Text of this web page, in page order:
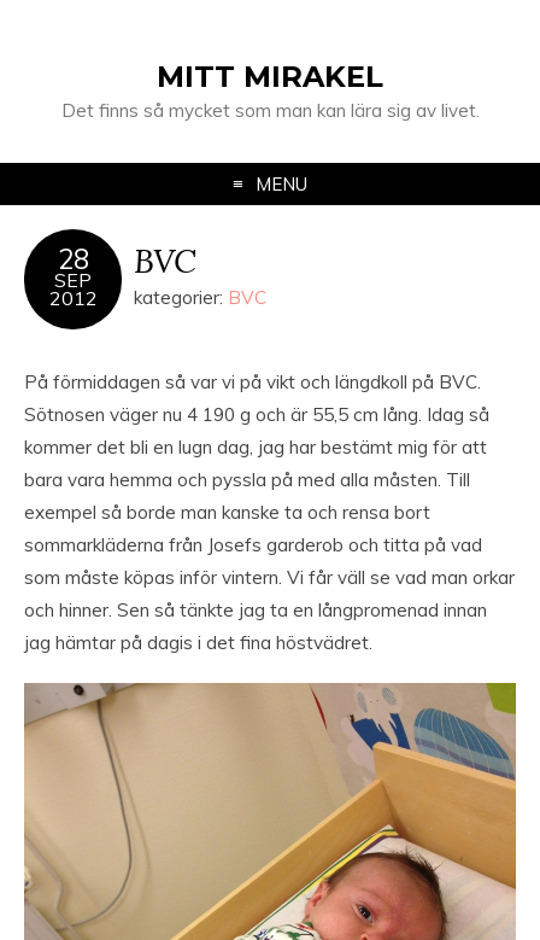
MITT MIRAKEL
Det finns så mycket som man kan lära sig av livet.
MENU
28
SEP
2012
BVC
kategorier: BVC
På förmiddagen så var vi på vikt och längdkoll på BVC.
Sötnosen väger nu 4 190 g och är 55,5 cm lång. Idag så
kommer det bli en lugn dag, jag har bestämt mig för att
bara vara hemma och pyssla på med alla måsten. Till
exempel så borde man kanske ta och rensa bort
sommarkläderna från Josefs garderob och titta på vad
som måste köpas inför vintern. Vi får väll se vad man orkar
och hinner. Sen så tänkte jag ta en långpromenad innan
jag hämtar på dagis i det fina höstvädret.